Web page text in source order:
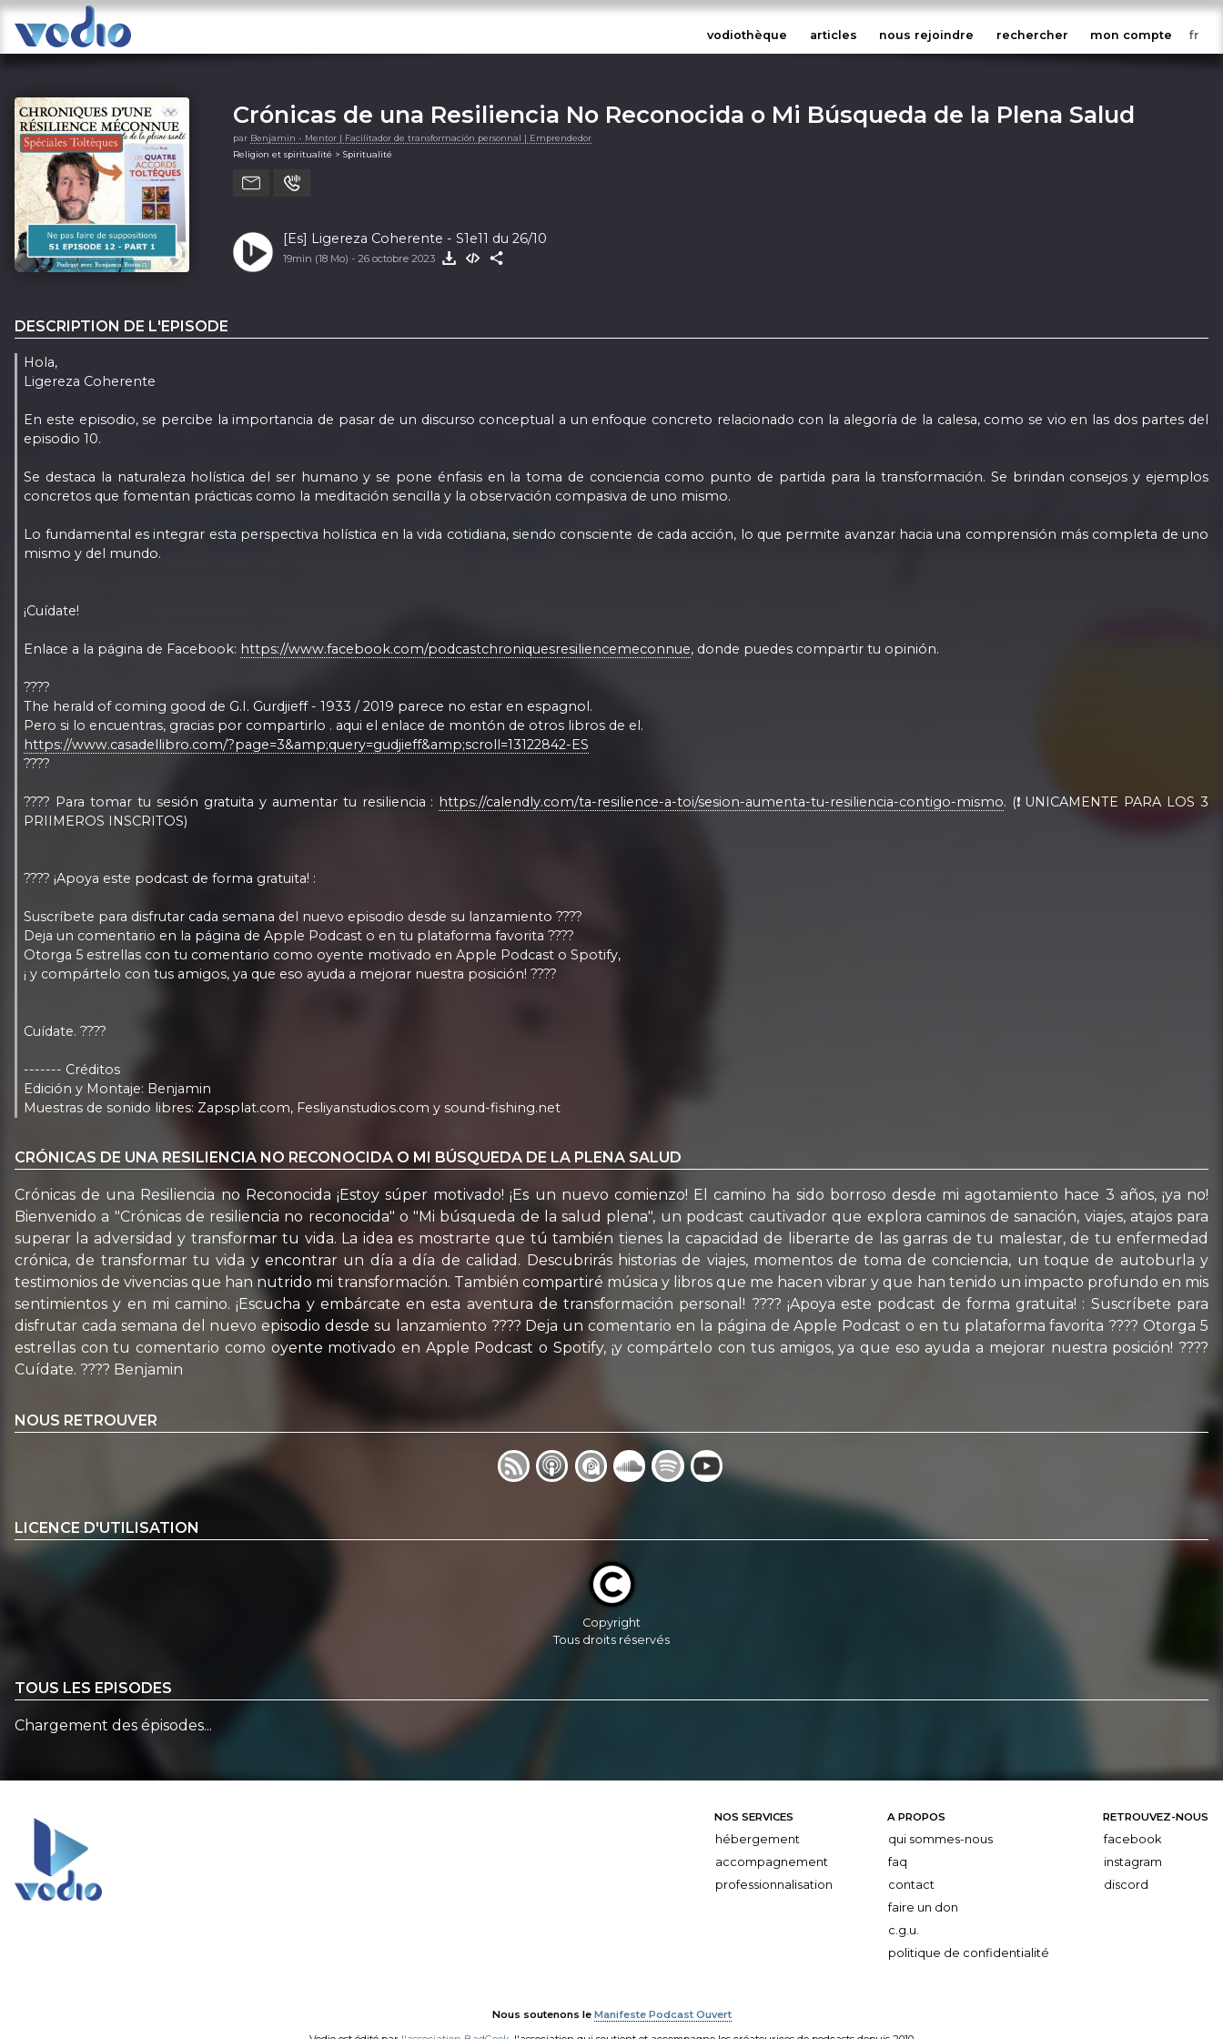
vodiothèque articles nous rejoindre rechercher mon compte
Crónicas de una Resiliencia No Reconocida o Mi Búsqueda de la Plena Salud
par Benjamin - Mentor | Facilitador de transformación personnal | Emprendedor
Religion et spiritualité > Spiritualité
[Es] Ligereza Coherente - S1e11 du 26/10
19min (18 Mo) - 26 octobre 2023
DESCRIPTION DE L'EPISODE
Hola,
Ligereza Coherente
En este episodio, se percibe la importancia de pasar de un discurso conceptual a un enfoque concreto relacionado con la alegoría de la calesa, como se vio en las dos partes del
episodio 10.
Se destaca la naturaleza holística del ser humano y se pone énfasis en la toma de conciencia como punto de partida para la transformación. Se brindan consejos y ejemplos
concretos que fomentan prácticas como la meditación sencilla y la observación compasiva de uno mismo.
Lo fundamental es integrar esta perspectiva holística en la vida cotidiana, siendo consciente de cada acción, lo que permite avanzar hacia una comprensión más completa de uno
mismo y del mundo.
¡Cuídate!
Enlace a la página de Facebook: https://www.facebook.com/podcastchroniquesresiliencemeconnue, donde puedes compartir tu opinión.
????
The herald of coming good de G.I. Gurdjieff - 1933 / 2019 parece no estar en espagnol.
Pero si lo encuentras, gracias por compartirlo . aqui el enlace de montón de otros libros de el.
https://www.casadellibro.com/?page=3&amp;query=gudjieff&amp;scroll=13122842-ES
????
???? Para tomar tu sesión gratuita y aumentar tu resiliencia : https://calendly.com/ta-resilience-a-toi/sesion-aumenta-tu-resiliencia-contigo-mismo. (❗️UNICAMENTE PARA LOS 3
PRIIMEROS INSCRITOS)
???? ¡Apoya este podcast de forma gratuita! :
Suscríbete para disfrutar cada semana del nuevo episodio desde su lanzamiento ????
Deja un comentario en la página de Apple Podcast o en tu plataforma favorita ????
Otorga 5 estrellas con tu comentario como oyente motivado en Apple Podcast o Spotify,
¡ y compártelo con tus amigos, ya que eso ayuda a mejorar nuestra posición! ????
Cuídate. ????
------- Créditos
Edición y Montaje: Benjamin
Muestras de sonido libres: Zapsplat.com, Fesliyanstudios.com y sound-fishing.net
CRÓNICAS DE UNA RESILIENCIA NO RECONOCIDA O MI BÚSQUEDA DE LA PLENA SALUD
Crónicas de una Resiliencia no Reconocida ¡Estoy súper motivado! ¡Es un nuevo comienzo! El camino ha sido borroso desde mi agotamiento hace 3 años, ¡ya no!
Bienvenido a "Crónicas de resiliencia no reconocida" o "Mi búsqueda de la salud plena", un podcast cautivador que explora caminos de sanación, viajes, atajos para
superar la adversidad y transformar tu vida. La idea es mostrarte que tú también tienes la capacidad de liberarte de las garras de tu malestar, de tu enfermedad
crónica, de transformar tu vida y encontrar un día a día de calidad. Descubrirás historias de viajes, momentos de toma de conciencia, un toque de autoburla y
testimonios de vivencias que han nutrido mi transformación. También compartiré música y libros que me hacen vibrar y que han tenido un impacto profundo en mis
sentimientos y en mi camino. ¡Escucha y embárcate en esta aventura de transformación personal! ???? ¡Apoya este podcast de forma gratuita! : Suscríbete para
disfrutar cada semana del nuevo episodio desde su lanzamiento ???? Deja un comentario en la página de Apple Podcast o en tu plataforma favorita ???? Otorga 5
estrellas con tu comentario como oyente motivado en Apple Podcast o Spotify, ¡y compártelo con tus amigos, ya que eso ayuda a mejorar nuestra posición! ????
Cuídate. ???? Benjamin
NOUS RETROUVER
LICENCE D'UTILISATION
Copyright
Tous droits réservés
TOUS LES EPISODES
Chargement des épisodes...
NOS SERVICES
hébergement
accompagnement
professionnalisation
A PROPOS
qui sommes-nous
faq
contact
faire un don
c.g.u.
politique de confidentialité
RETROUVEZ-NOUS
facebook
instagram
discord
Nous soutenons le Manifeste Podcast Ouvert